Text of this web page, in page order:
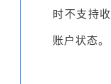
时不支持
账户状态。